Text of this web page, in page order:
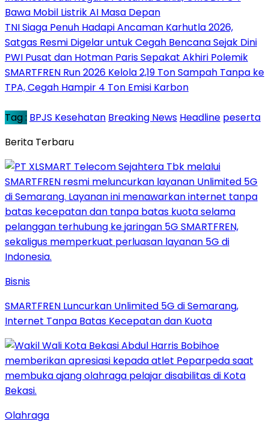
Bawa Mobil Listrik AI Masa Depan
TNI Siaga Penuh Hadapi Ancaman Karhutla 2026,
Satgas Resmi Digelar untuk Cegah Bencana Sejak Dini
PWI Pusat dan Hotman Paris Sepakat Akhiri Polemik
SMARTFREN Run 2026 Kelola 2,19 Ton Sampah Tanpa ke
TPA, Cegah Hampir 4 Ton Emisi Karbon
Tag : BPJS Kesehatan Breaking News Headline peserta
Berita Terbaru
Bisnis
SMARTFREN Luncurkan Unlimited 5G di Semarang,
Internet Tanpa Batas Kecepatan dan Kuota
Olahraga